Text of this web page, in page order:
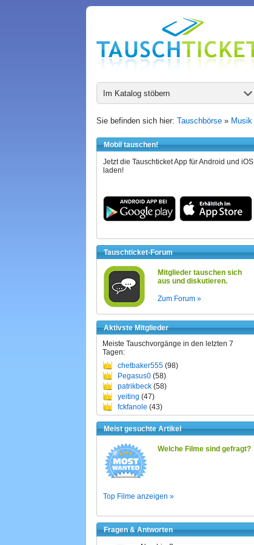
Im Katalog stöbern
Sie befinden sich hier: Tauschbörse » Musik
Mobil tauschen!
Jetzt die Tauschticket App für Android und iOS
laden!
Tauschticket-Forum
Mitglieder tauschen sich
aus und diskutieren.
Zum Forum »
Aktivste Mitglieder
Meiste Tauschvorgänge in den letzten 7
Tagen:
chetbaker555 (98)
Pegasus0 (58)
patrikbeck (58)
yeiting (47)
fckfanole (43)
Meist gesuchte Artikel
Welche Filme sind gefragt?
Top Filme anzeigen »
Fragen & Antworten